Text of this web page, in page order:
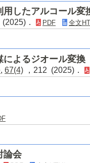
したアルコール変
． PDF 全文
よるジオール変換
, 67(4) ，212 (2025)．
論会